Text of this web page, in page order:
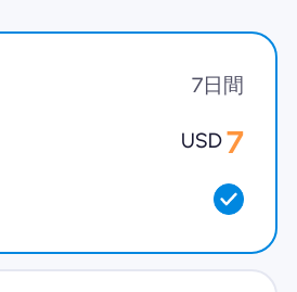
7日間
USD 7